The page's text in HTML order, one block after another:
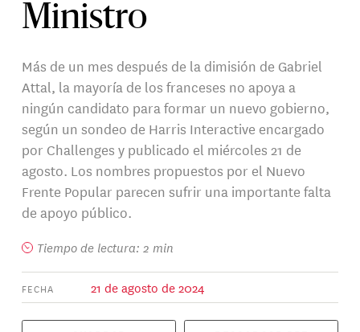
Ministro
Más de un mes después de la dimisión de Gabriel
Attal, la mayoría de los franceses no apoya a
ningún candidato para formar un nuevo gobierno,
según un sondeo de Harris Interactive encargado
por Challenges y publicado el miércoles 21 de
agosto. Los nombres propuestos por el Nuevo
Frente Popular parecen sufrir una importante falta
de apoyo público.
Tiempo de lectura: 2 min
FECHA 21 de agosto de 2024